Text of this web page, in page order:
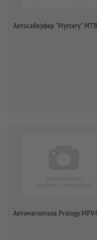
Автосабвуфер "Mystery"
Автомагнитола Prology